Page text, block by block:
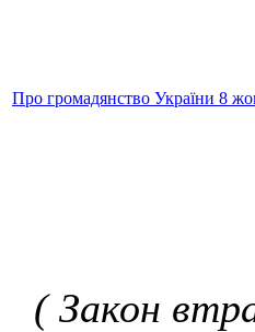
Про громадянство України 8
( Закон